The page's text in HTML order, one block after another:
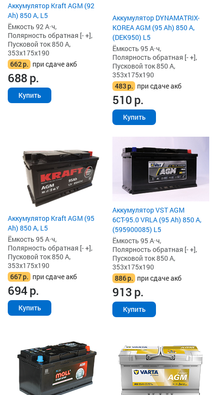
Аккумулятор Kraft AGM (92
Ah) 850 А, L5
Ёмкость 92 А·ч,
Полярность обратная [- +],
Пусковой ток 850 А,
353x175x190
662р. при сдаче акб
688р.
Купить
Аккумулятор DYNAMATRIX-
KOREA AGM (95 Ah) 850 А,
(DEK950) L5
Ёмкость 95 А·ч,
Полярность обратная [- +],
Пусковой ток 850 А,
353x175x190
483р. при сдаче акб
510р.
Купить
Аккумулятор Kraft AGM (95
Ah) 850 А, L5
Ёмкость 95 А·ч,
Полярность обратная [- +],
Пусковой ток 850 А,
353x175x190
667р. при сдаче акб
694р.
Купить
Аккумулятор VST AGM
6СТ-95.0 VRLA (95 Ah) 850 А,
(595900085) L5
Ёмкость 95 А·ч,
Полярность обратная [- +],
Пусковой ток 850 А,
353x175x190
886р. при сдаче акб
913р.
Купить